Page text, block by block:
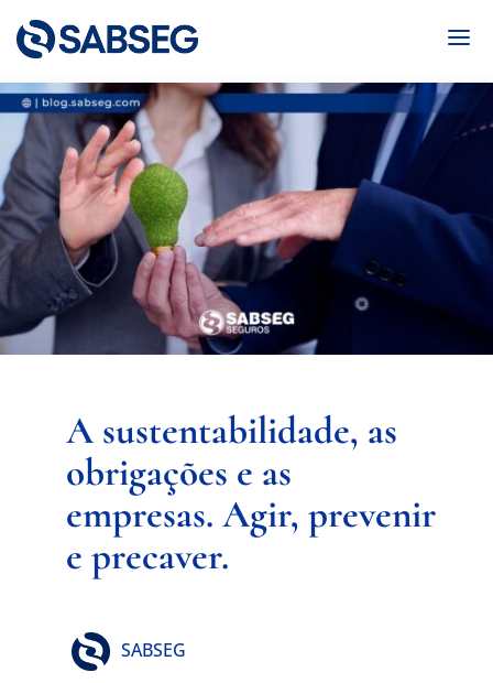
A sustentabilidade, as
obrigações e as
empresas. Agir, prevenir
e precaver.
SABSEG